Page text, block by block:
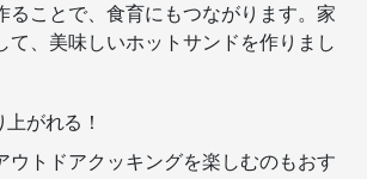
ることで、食育にもつながります。家
て、美味しいホットサンドを作りまし
がれる！
ウトドアクッキングを楽しむのもおす